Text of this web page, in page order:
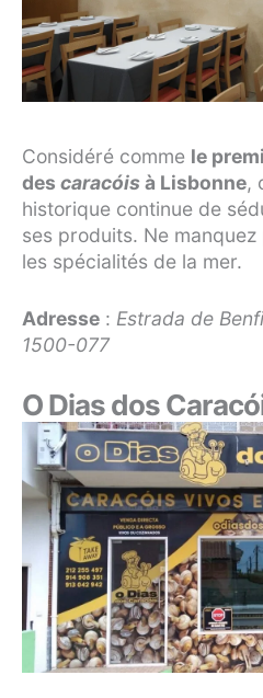
Considéré comme le
des caracóisà Lisbonne,
historique continue de
ses produits. Ne manquez
les spécialités de la mer.
Adresse : Estrada de
1500-077
O Dias dos